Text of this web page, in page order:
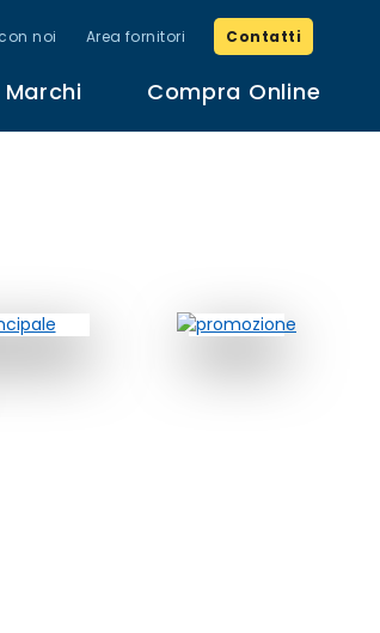
noi Area fornitori Contatti
Compra Online